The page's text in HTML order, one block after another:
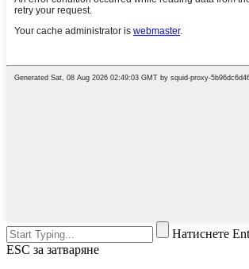
Натиснете
ESC за затваряне